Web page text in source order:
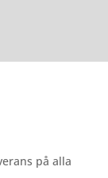
på alla